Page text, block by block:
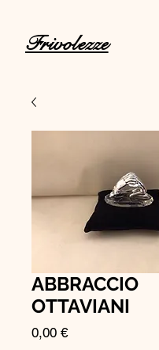
Frivolezze
ABBRACCIO
OTTAVIANI
0,00 €Prezzo